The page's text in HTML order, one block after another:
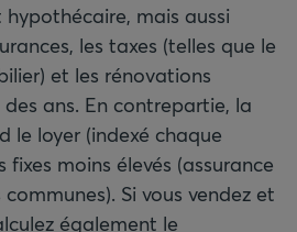
hypothécaire, mais aussi
les taxes (telles que le
et les rénovations
ans. En contrepartie, la
le loyer (indexé chaque
fixes moins élevés (assurance
Si vous vendez et
également le